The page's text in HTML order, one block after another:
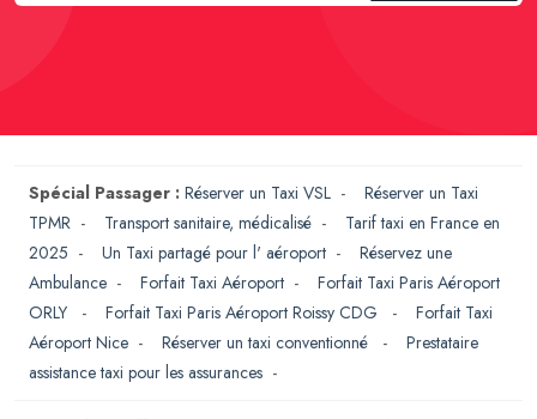
Spécial Passager : Réserver un Taxi VSL - Réserver un Taxi
TPMR - Transport sanitaire, médicalisé - Tarif taxi en France en
2025 - Un Taxi partagé pour l' aéroport - Réservez une
Ambulance - Forfait Taxi Aéroport - Forfait Taxi Paris Aéroport
ORLY
- Forfait Taxi Paris Aéroport Roissy CDG - Forfait Taxi
Aéroport Nice - Réserver un taxi conventionné - Prestataire
assistance taxi pour les assurances -